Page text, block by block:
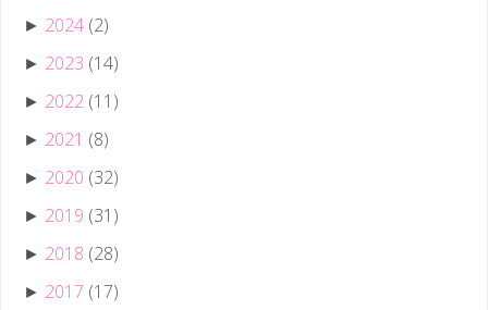
► 2024 (2)
► 2023 (14)
► 2022 (11)
► 2021 (8)
► 2020 (32)
► 2019 (31)
► 2018 (28)
► 2017 (17)